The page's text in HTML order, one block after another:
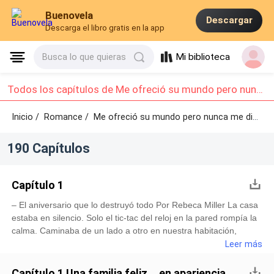
Buenovela
Descarga el libro gratis en la app
Descargar
Busca lo que quieras Mi biblioteca
Todos los capítulos de Me ofreció su mundo pero nunca me dio su corazón : Capítulo 1 - Capítulo 10
Inicio / Romance/Me ofreció su mundo pero nunca me dio su corazón /
190 Capítulos
Capítulo 1
– El aniversario que lo destruyó todo Por Rebeca Miller La casa
estaba en silencio. Solo el tic-tac del reloj en la pared rompía la
calma. Caminaba de un lado a otro en nuestra habitación,
deteniéndome cada tanto para acomodar el mantel blanco que
platos de porcelana, copas relucientes, pétalos de rosa rojos
Leer más